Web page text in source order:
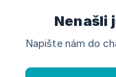
Nenašli
Napište nám do